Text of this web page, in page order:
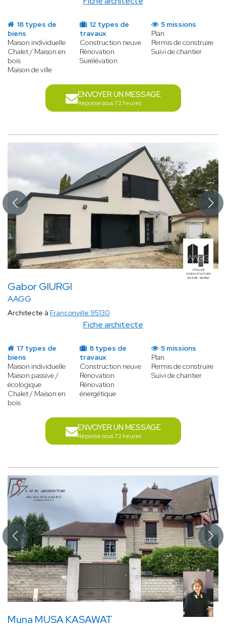
18 types de
biens
Maison individuelle
Chalet / Maison en
bois
Maison de ville
12 types de
travaux
Construction neuve
Rénovation
Surélévation
5 missions
Plan
Permis de construire
Suivi de chantier
ENVOYER UN MESSAGE
Réponse sous 72 heures
Gabor GIURGI
AAGG
Fiche architecte
Architecte à Franconville 95130
17 types de
biens
Maison individuelle
Maison passive /
écologique
Chalet / Maison en
bois
8 types de
travaux
Construction neuve
Rénovation
Rénovation
énergétique
5 missions
Plan
Permis de construire
Suivi de chantier
ENVOYER UN MESSAGE
Réponse sous 72 heures
Muna MUSA KASAWAT